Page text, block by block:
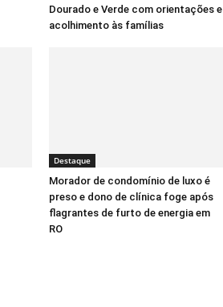
Dourado e Verde com orientações e
acolhimento às famílias
Destaque
Morador de condomínio de luxo é
preso e dono de clínica foge após
flagrantes de furto de energia em
RO